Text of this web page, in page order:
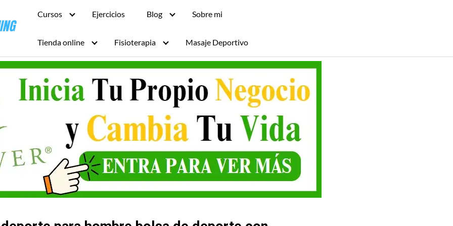
Cursos Ejercicios Blog Sobre mi
Tienda online Fisioterapia Masaje Deportivo